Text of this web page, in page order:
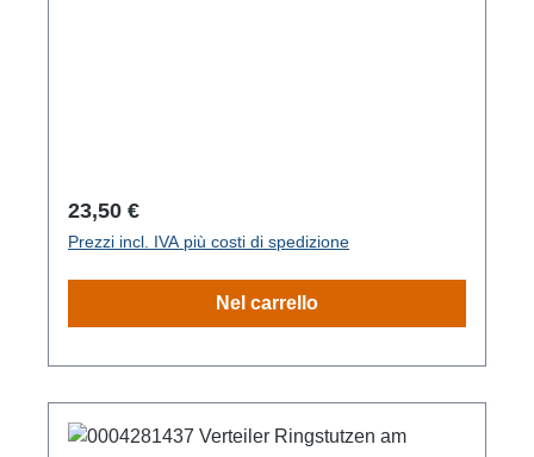
Prezzo normale:
23,50 €
Prezzi incl. IVA più costi di spedizione
Nel carrello